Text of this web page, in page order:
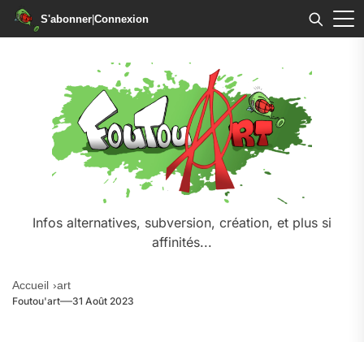
S'abonner|Connexion
Infos alternatives, subversion, création, et plus si
affinités...
Accueil art
Foutou'art 31 Août 2023